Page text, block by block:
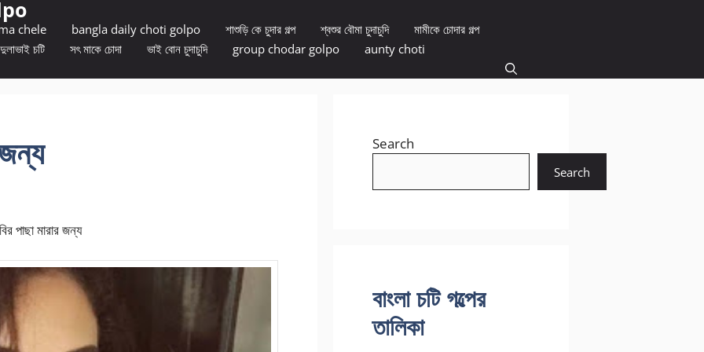
chele bangla daily choti golpo শাশুড়ি কে চুদার গল্প শ্বশুর বৌমা চুদাচুদি
মামীকে চোদার গল্প
চটি সৎ মাকে চোদা ভাই বোন চুদাচুদি group chodar golpo aunty choti
জন্য
Search
Search
বাংলা চটি গল্পের
তালিকা